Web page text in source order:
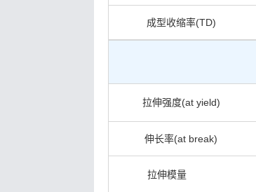
成型收缩率(TD)
拉伸强度(at yield)
伸长率(at break)
拉伸模量